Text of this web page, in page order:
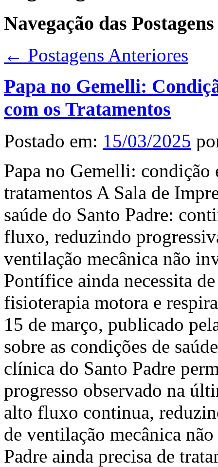
Navegação das Postagens
← Postagens Anteriores
Papa no Gemelli:
com os Tratamentos
Postado em: 15/03/2025
Papa no Gemelli: condição
tratamentos A Sala de
saúde do Santo Padre:
fluxo, reduzindo
ventilação mecânica não
Pontífice ainda necessita
fisioterapia motora e
15 de março, publicado
sobre as condições de
clínica do Santo Padre
progresso observado na
alto fluxo continua,
de ventilação mecânica
Padre ainda precisa de